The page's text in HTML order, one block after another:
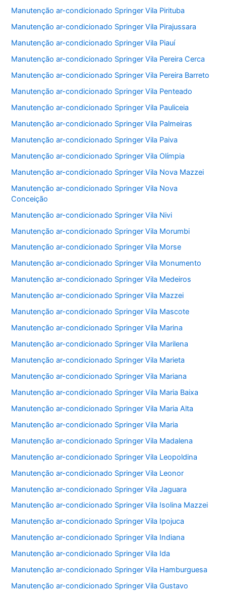
Manutenção ar-condicionado Springer Vila Pirituba
Manutenção ar-condicionado Springer Vila Pirajussara
Manutenção ar-condicionado Springer Vila Piauí
Manutenção ar-condicionado Springer Vila Pereira Cerca
Manutenção ar-condicionado Springer Vila Pereira Barreto
Manutenção ar-condicionado Springer Vila Penteado
Manutenção ar-condicionado Springer Vila Pauliceia
Manutenção ar-condicionado Springer Vila Palmeiras
Manutenção ar-condicionado Springer Vila Paiva
Manutenção ar-condicionado Springer Vila Olímpia
Manutenção ar-condicionado Springer Vila Nova Mazzei
Manutenção ar-condicionado Springer Vila Nova
Conceição
Manutenção ar-condicionado Springer Vila Nivi
Manutenção ar-condicionado Springer Vila Morumbi
Manutenção ar-condicionado Springer Vila Morse
Manutenção ar-condicionado Springer Vila Monumento
Manutenção ar-condicionado Springer Vila Medeiros
Manutenção ar-condicionado Springer Vila Mazzei
Manutenção ar-condicionado Springer Vila Mascote
Manutenção ar-condicionado Springer Vila Marina
Manutenção ar-condicionado Springer Vila Marilena
Manutenção ar-condicionado Springer Vila Marieta
Manutenção ar-condicionado Springer Vila Mariana
Manutenção ar-condicionado Springer Vila Maria Baixa
Manutenção ar-condicionado Springer Vila Maria Alta
Manutenção ar-condicionado Springer Vila Maria
Manutenção ar-condicionado Springer Vila Madalena
Manutenção ar-condicionado Springer Vila Leopoldina
Manutenção ar-condicionado Springer Vila Leonor
Manutenção ar-condicionado Springer Vila Jaguara
Manutenção ar-condicionado Springer Vila Isolina Mazzei
Manutenção ar-condicionado Springer Vila Ipojuca
Manutenção ar-condicionado Springer Vila Indiana
Manutenção ar-condicionado Springer Vila Ida
Manutenção ar-condicionado Springer Vila Hamburguesa
Manutenção ar-condicionado Springer Vila Gustavo